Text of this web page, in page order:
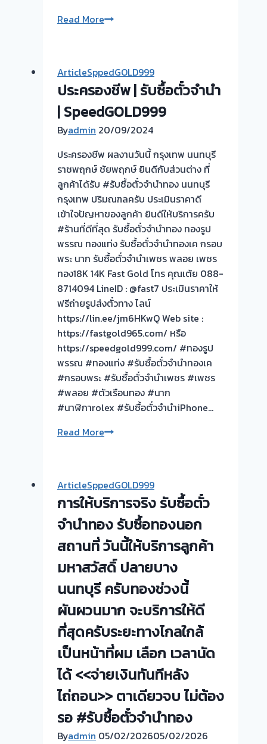
Read Moreรับ
ทอง
รับ
ถึง
โรง
จำนำ-
ร้าน
ทอง
ประเมิน
ตั๋ว
ฟรี
จ่าย
เงิน
ทันที
ไม่
ต้อง
รอ
จบ
หน้า
งาน
รับ
ตั๋ว
รับ
ซื้อ
ทอง
|
ท่า
อิฐ-
ไทร
ม้า
ArticleSppedGOLD999
ประครองชีพ | รับซื้อตั๋วจำนำ
| SpeedGOLD999
Byadmin 20/09/2024
ประครองชีพ ผลงานวันนี้ กรุงเทพ นนทบุรี
ราชพฤกษ์ ชัยพฤกษ์ ยินดีกับส่วนต่าง ที่
ลูกค้าได้รับ #รับซื้อตั๋วจำนำทอง นนทบุรี
กรุงเทพ ปริมณฑลครับ ประเมินราคาดี
เข้าใจปัญหาของลูกค้า ยินดีให้บริการครับ
#ร้านที่ดีที่สุด รับซื้อตั๋วจำนำทอง ทองรูป
พรรณ ทองแท่ง รับซื้อตั๋วจำนำทองเค กรอบ
พระ นาก รับซื้อตั๋วจำนำเพชร พลอย เพชร
ทอง18K 14K Fast Gold โทร คุณเต้ย 088-
8714094 LineID : @fast7 ประเมินราคาให้
ฟรีถ่ายรูปส่งตั๋วทาง ไลน์
https://lin.ee/jm6HKwQ Web site :
https://fastgold965.com/ หรือ
https://speedgold999.com/ #ทองรูป
พรรณ #ทองแท่ง #รับซื้อตั๋วจำนำทองเค
#กรอบพระ #รับซื้อตั๋วจำนำเพชร #เพชร
#พลอย #ตัวเรือนทอง #นาก
#นาฬิกาrolex #รับซื้อตั๋วจำนำiPhone…
Read Moreประ
รับ
ซื้อ
ตั๋ว
จำนำ
|
SpeedGOLD999
ArticleSppedGOLD999
การให้บริการจริง รับซื้อตั๋ว
จำนำทอง รับซื้อทองนอก
สถานที่ วันนี้ให้บริการลูกค้า
มหาสวัสดิ์ ปลายบาง
นนทบุรี ครับทองช่วงนี้
ผันผวนมาก จะบริการให้ดี
ที่สุดครับระยะทางไกลใกล้
เป็นหน้าที่ผม เลือก เวลานัด
ได้ <<จ่ายเงินทันทีหลัง
ไถ่ถอน>> ตาเดียวจบ ไม่ต้อง
รอ #รับซื้อตั๋วจำนำทอง
Byadmin 05/02/202605/02/2026